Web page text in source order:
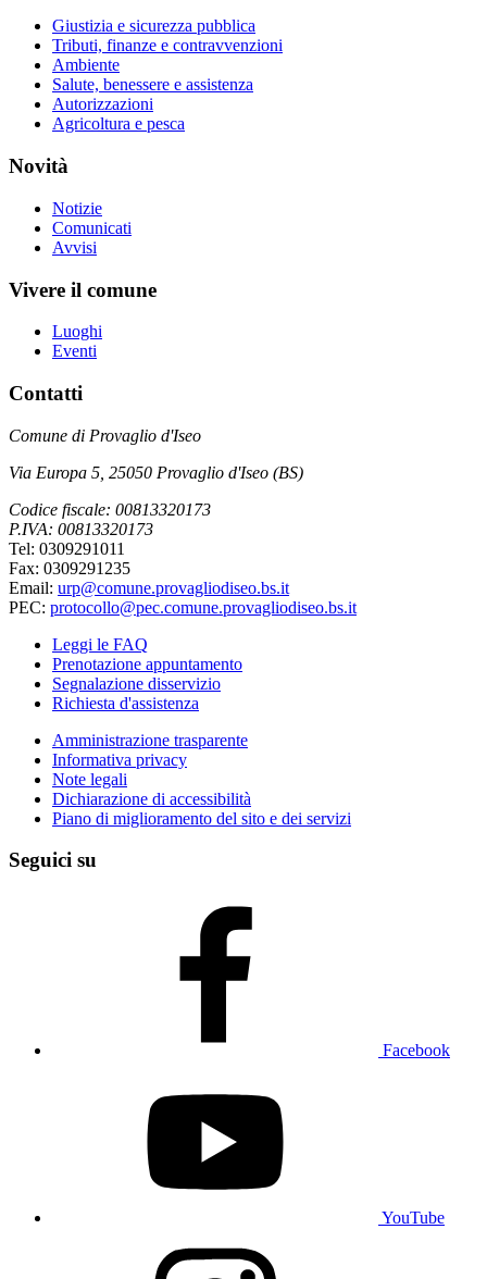
Giustizia e sicurezza pubblica
Tributi, finanze e contravvenzioni
Ambiente
Salute, benessere e assistenza
Autorizzazioni
Agricoltura e pesca
Novità
Notizie
Comunicati
Avvisi
Vivere il comune
Luoghi
Eventi
Contatti
Comune di Provaglio d'Iseo
Via Europa 5, 25050 Provaglio d'Iseo (BS)
Codice fiscale: 00813320173
P.IVA: 00813320173
Tel: 0309291011
Fax: 0309291235
Email: urp@comune.provagliodiseo.bs.it
PEC: protocollo@pec.comune.provagliodiseo.bs.it
Leggi le FAQ
Prenotazione appuntamento
Segnalazione disservizio
Richiesta d'assistenza
Amministrazione trasparente
Informativa privacy
Note legali
Dichiarazione di accessibilità
Piano di miglioramento del sito e dei servizi
Seguici su
Facebook
YouTube